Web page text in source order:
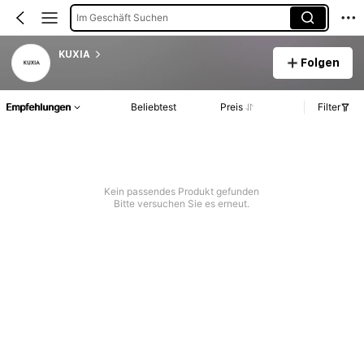
Im Geschäft Suchen
KUXIA
Folgen
Empfehlungen Beliebtest Preis Filter
Kein passendes Produkt gefunden
Bitte versuchen Sie es erneut.